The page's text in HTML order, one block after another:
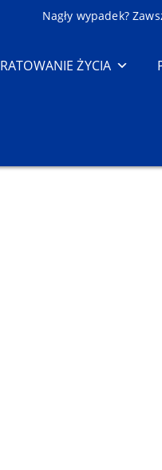
Nagły wypadek?
RATOWANIE ŻYCIA